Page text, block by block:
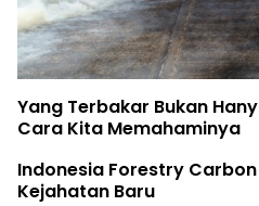
Yang Terbakar Bukan
Cara Kita Memahaminya
Indonesia Forestry
Kejahatan Baru